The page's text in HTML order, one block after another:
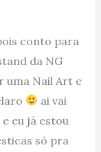
conto para
da NG
uma Nail Art e
ai vai
e eu já estou
só pra